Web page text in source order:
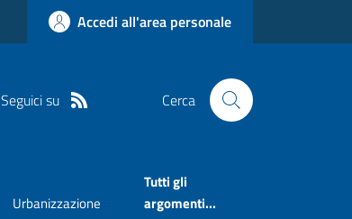
Accedi all'area personale
Seguici su Cerca
Urbanizzazione
Tutti gli
argomenti...